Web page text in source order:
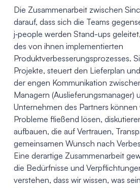
Die Zusammenarbeit zwischen
darauf, dass sich die Teams
j‑people werden Stand-ups
des von ihnen implementierten
Produktverbesserungsprozesses.
Projekte, steuert den Lieferplan
der engen Kommunikation
Managern (Auslieferungsmanager)
Unternehmen des Partners können
Probleme fließend lösen,
aufbauen, die auf Vertrauen,
gemeinsamen Wunsch nach
Eine derartige Zusammenarbeit
die Bedürfnisse und
verstehen, dass wir wissen, was